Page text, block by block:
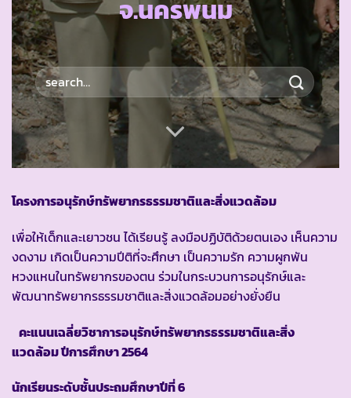
จ.นครพนม
โครงการอนุรักษ์ทรัพยากรธรรมชาติและสิ่งแวดล้อม
เพื่อให้เด็กและเยาวชน ได้เรียนรู้ ลงมือปฏิบัติด้วยตนเอง เห็นความ
งดงาม เกิดเป็นความปีติที่จะศึกษา เป็นความรัก ความผูกพัน
หวงแหนในทรัพยากรของตน ร่วมในกระบวนการอนุรักษ์และ
พัฒนาทรัพยากรธรรมชาติและสิ่งแวดล้อมอย่างยั่งยืน
คะแนนเฉลี่ยวิชาการอนุรักษ์ทรัพยากรธรรมชาติและสิ่ง
แวดล้อม ปีการศึกษา2564
นักเรียนระดับชั้นประถมศึกษาปีที่ 6